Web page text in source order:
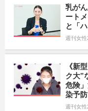
乳が
ート
と「
週刊女
《新
ク大”
危険
染予防
週刊女